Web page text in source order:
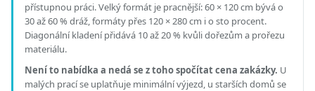
přístupnou práci.Velký formát je pracnější: 60 × 120 cm bývá o
30 až 60 % dráž, formáty přes 120 × 280 cm i o sto procent.
Diagonální kladení přidává 10 až 20 % kvůli dořezům a prořezu
materiálu.
Není to nabídka a nedá se z toho spočítat cena zakázky. U
malých prací se uplatňuje minimální výjezd, u starších domů se